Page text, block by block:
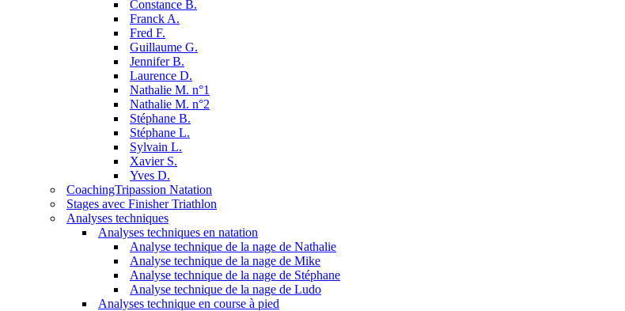
Constance B.
Franck A.
Fred F.
Guillaume G.
Jennifer B.
Laurence D.
Nathalie M. n°1
Nathalie M. n°2
Stéphane B.
Stéphane L.
Sylvain L.
Xavier S.
Yves D.
CoachingTripassion Natation
Stages avec Finisher Triathlon
Analyses techniques
Analyses techniques en natation
Analyse technique de la nage de Nathalie
Analyse technique de la nage de Mike
Analyse technique de la nage de Stéphane
Analyse technique de la nage de Ludo
Analyses technique en course à pied